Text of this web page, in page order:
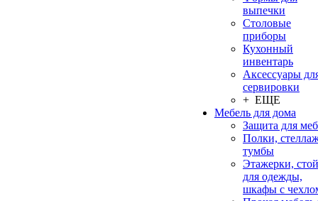
выпечки
Столовые
приборы
Кухонный
инвентарь
Аксессуары
сервировки
+ ЕЩЕ
Мебель для дома
Защита для
Полки,
тумбы
Этажерки,
для одежды,
шкафы с